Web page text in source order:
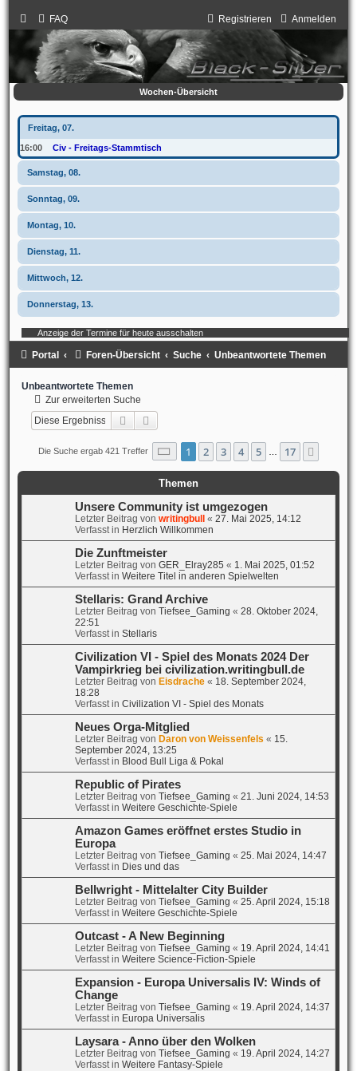
FAQ Anmelden
Registrieren
Wochen-Übersicht
Freitag, 07.
16:00 Civ - Freitags-Stammtisch
Samstag, 08.
Sonntag, 09.
Montag, 10.
Dienstag, 11.
Mittwoch, 12.
Donnerstag, 13.
Anzeige der Termine für heute ausschalten
Portal Foren-Übersicht Suche Unbeantwortete Themen
Unbeantwortete Themen
Zur erweiterten Suche
Suche
Die Suche ergab 421 Treffer Seite 1von 17
1 2 3 4 5 17
Themen
Unsere Community ist umgezogen
Letzter Beitrag von writingbull« 27. Mai 2025, 14:12
Verfasst in Herzlich Willkommen
Die Zunftmeister
Letzter Beitrag von GER_Elray285 « 1. Mai 2025, 01:52
Verfasst in Weitere Titel in anderen Spielwelten
Stellaris: Grand Archive
Letzter Beitrag von Tiefsee_Gaming « 28. Oktober 2024,
22:51
Verfasst in Stellaris
Civilization VI - Spiel des Monats 2024 Der
Vampirkrieg bei civilization.writingbull.de
Letzter Beitrag von Eisdrache« 18. September 2024,
18:28
Verfasst in Civilization VI - Spiel des Monats
Neues Orga-Mitglied
Letzter Beitrag von Daron von Weissenfels « 15.
September 2024, 13:25
Verfasst in Blood Bull Liga & Pokal
Republic of Pirates
Letzter Beitrag von Tiefsee_Gaming « 21. Juni 2024, 14:53
Verfasst in Weitere Geschichte-Spiele
Amazon Games eröffnet erstes Studio in
Europa
Letzter Beitrag von Tiefsee_Gaming « 25. Mai 2024, 14:47
Verfasst in Dies und das
Bellwright - Mittelalter City Builder
Letzter Beitrag von Tiefsee_Gaming « 25. April 2024, 15:18
Verfasst in Weitere Geschichte-Spiele
Outcast - A New Beginning
Letzter Beitrag von Tiefsee_Gaming « 19. April 2024, 14:41
Verfasst in Weitere Science-Fiction-Spiele
Expansion - Europa Universalis IV: Winds of
Change
Letzter Beitrag von Tiefsee_Gaming « 19. April 2024, 14:37
Verfasst in Europa Universalis
Laysara - Anno über den Wolken
Letzter Beitrag von Tiefsee_Gaming « 19. April 2024, 14:27
Verfasst in Weitere Fantasy-Spiele